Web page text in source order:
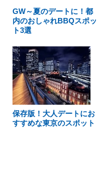
GW～夏のデートに！都
内のおしゃれBBQスポッ
ト3選
保存版！大人デートにお
すすめな東京のスポット